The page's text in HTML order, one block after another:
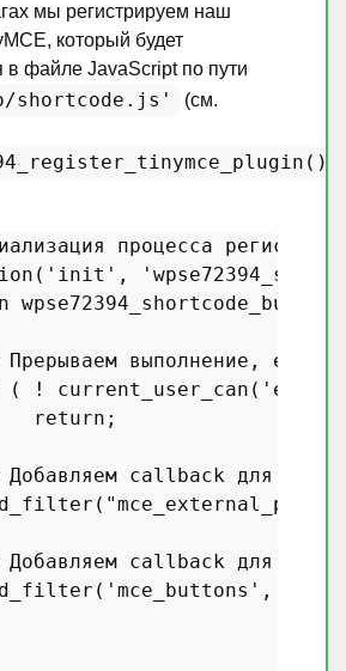
мы регистрируем наш
который будет
в файле JavaScript по пути
shortcode.js'
(см.
процесса
( 'init' ,
выполнение, если
( ! current_user_can (
return ;
callback для
(
callback для
( 'mce_buttons' ,